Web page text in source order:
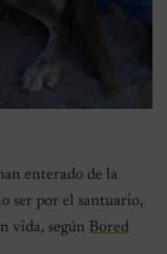
enterado de la
ser por el santuario,
vida, según Bored